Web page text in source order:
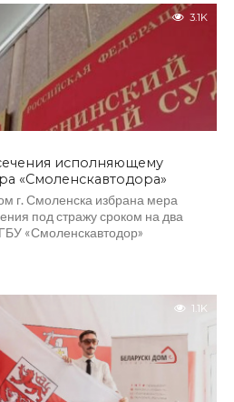
3.1K
исполняющему
«Смоленскавтодора»
г. Смоленска избрана мера
под стражу сроком на два
«Смоленскавтодор»
1.1K